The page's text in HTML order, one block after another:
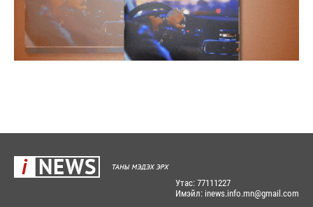
Утас: 77111227
Имэйл: inews.info.mn@gmail.com